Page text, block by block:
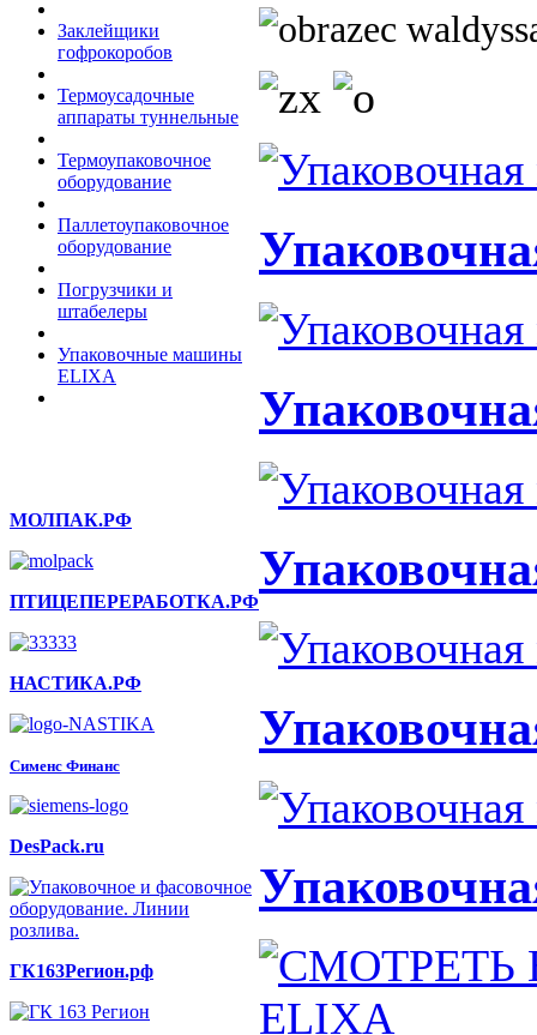
Заклейщики
гофрокоробов
Термоусадочные
аппараты туннельные
Термоупаковочное
оборудование
Паллетоупаковочное
оборудование
Погрузчики и
штабелеры
Упаковочные машины
ELIXA
МОЛПАК.РФ
ПТИЦЕПЕРЕРАБОТКА.РФ
НАСТИКА.РФ
Сименс Финанс
DesPack.ru
ГК163Регион.рф